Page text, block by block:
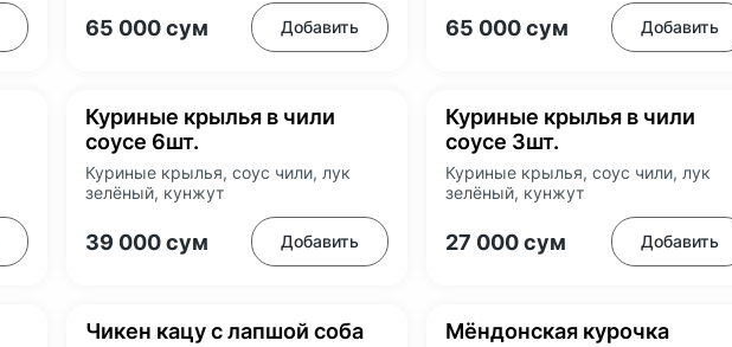
65 000сум Добавить 65 000сум Добавить
Куриные крылья в чили
соусе 6шт.
Куриные крылья, соус чили, лук
зелёный, кунжут
39 000сум Добавить
Куриные крылья в чили
соусе 3шт.
Куриные крылья, соус чили, лук
зелёный, кунжут
27 000сум Добавить
Чикен кацу с лапшой соба Мёндонская курочка